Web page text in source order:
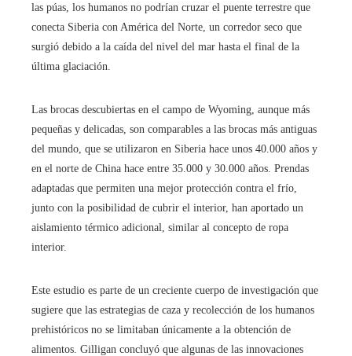
las púas, los humanos no podrían cruzar el puente terrestre que
conecta Siberia con América del Norte, un corredor seco que
surgió debido a la caída del nivel del mar hasta el final de la
última glaciación.
Las brocas descubiertas en el campo de Wyoming, aunque más
pequeñas y delicadas, son comparables a las brocas más antiguas
del mundo, que se utilizaron en Siberia hace unos 40.000 años y
en el norte de China hace entre 35.000 y 30.000 años. Prendas
adaptadas que permiten una mejor protección contra el frío,
junto con la posibilidad de cubrir el interior, han aportado un
aislamiento térmico adicional, similar al concepto de ropa
interior.
Este estudio es parte de un creciente cuerpo de investigación que
sugiere que las estrategias de caza y recolección de los humanos
prehistóricos no se limitaban únicamente a la obtención de
alimentos. Gilligan concluyó que algunas de las innovaciones